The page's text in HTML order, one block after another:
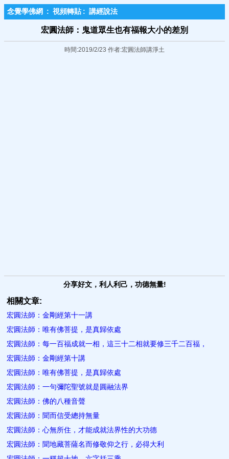
念覺學佛網 : 視頻轉貼 : 講經說法
宏圓法師：鬼道眾生也有福報大小的差別
時間:2019/2/23 作者:宏圓法師講淨土
分享好文，利人利己，功德無量!
相關文章:
宏圓法師：金剛經第十一講
宏圓法師：唯有佛菩提，是真歸依處
宏圓法師：每一百福成就一相，這三十二相就要修三千二百福，
宏圓法師：金剛經第十講
宏圓法師：唯有佛菩提，是真歸依處
宏圓法師：一句彌陀聖號就是圓融法界
宏圓法師：佛的八種音聲
宏圓法師：聞而信受總持無量
宏圓法師：心無所住，才能成就法界性的大功德
宏圓法師：聞地藏菩薩名而修敬仰之行，必得大利